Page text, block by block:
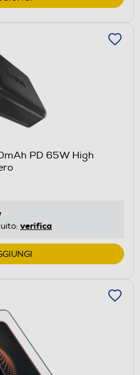
PD 65W High
verifica